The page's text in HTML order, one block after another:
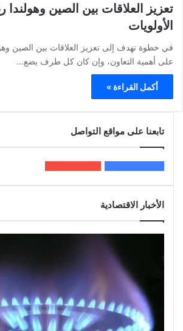
تعزيز العلاقات بين الصين
الأولويات
في خطوة تهدف إلى تعزيز العلاقات بين الصين
على أهمية التعاون، وإن كان كل طرف يضع…
أكمل القراءة »
تابعنا على مواقع التواصل
الأخبار الاقتصادية